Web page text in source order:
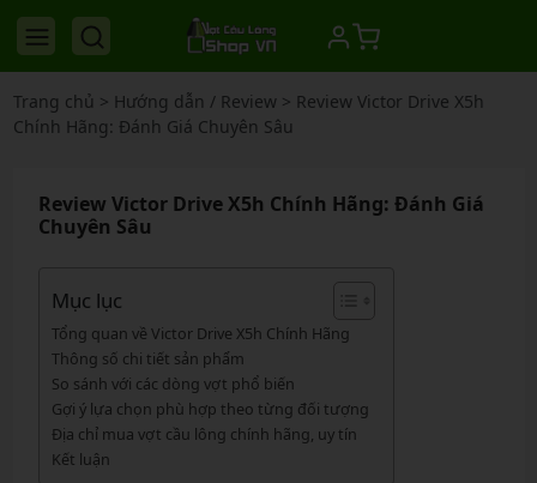
Trang chủ > Hướng dẫn / Review> Review Victor Drive X5h
Chính Hãng: Đánh Giá Chuyên Sâu
Review Victor Drive X5h Chính Hãng: Đánh Giá
Chuyên Sâu
Mục lục
Tổng quan về Victor Drive X5h Chính Hãng
Thông số chi tiết sản phẩm
So sánh với các dòng vợt phổ biến
Gợi ý lựa chọn phù hợp theo từng đối tượng
Địa chỉ mua vợt cầu lông chính hãng, uy tín
Kết luận